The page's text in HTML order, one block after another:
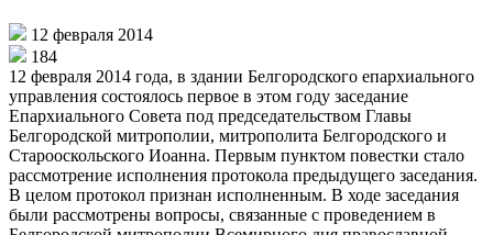
12 февраля 2014
184
12 февраля 2014 года, в здании Белгородского епархиального
управления состоялось первое в этом году заседание
Епархиального Совета под председательством Главы
Белгородской митрополии, митрополита Белгородского и
Старооскольского Иоанна. Первым пунктом повестки стало
рассмотрение исполнения протокола предыдущего заседания.
В целом протокол признан исполненным. В ходе заседания
были рассмотрены вопросы, связанные с проведением в